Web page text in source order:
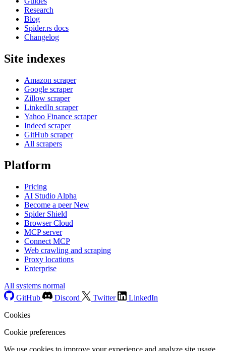
Research
Blog
Spider.rs docs
Changelog
Site indexes
Amazon scraper
Google scraper
Zillow scraper
LinkedIn scraper
Yahoo Finance scraper
Indeed scraper
GitHub scraper
All scrapers
Platform
Pricing
AI Studio Alpha
Become a peerNew
Spider Shield
Browser Cloud
MCP server
Connect MCP
Web crawling and scraping
Proxy locations
Enterprise
All systems normal
GitHub
Discord Twitter
LinkedIn
Cookies
Cookie preferences
We use cookies to improve your experience and analyze site usage.